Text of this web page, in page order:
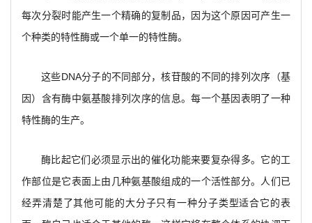
每次分裂时能产生一个精确的复制品，因为这个原因可产生一
个种类的特性酶或一个单一的特性酶。
这些DNA分子的不同部分，核苷酸的不同的排列次序（基
因）含有酶中氨基酸排列次序的信息。每一个基因表明了一种
特性酶的生产。
酶比起它们必须显示出的催化功能来要复杂得多。它的工
作部位是它表面上由几种氨基酸组成的一个活性部分。人们已
经弄清楚了其他可能的大分子只有一种分子类型适合它的表